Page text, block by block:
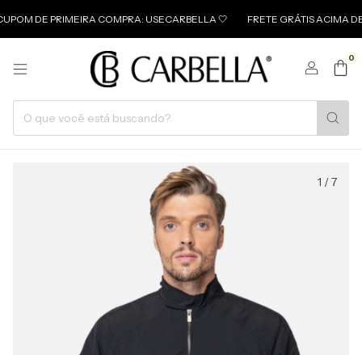
PRIMEIRA COMPRA: USECARBELLA 🤍 FRETE GRÁTIS ACIMA DE 499 🤍
0
1 /7